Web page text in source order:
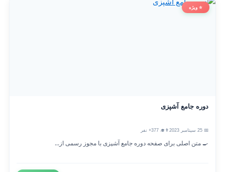
⭐ ویژه
دوره جامع آشپزی
👨‍🎓 377+ نفر
🍳 متن اصلی برای صفحه دوره جامع آشپزی با مجوز رسمی از...